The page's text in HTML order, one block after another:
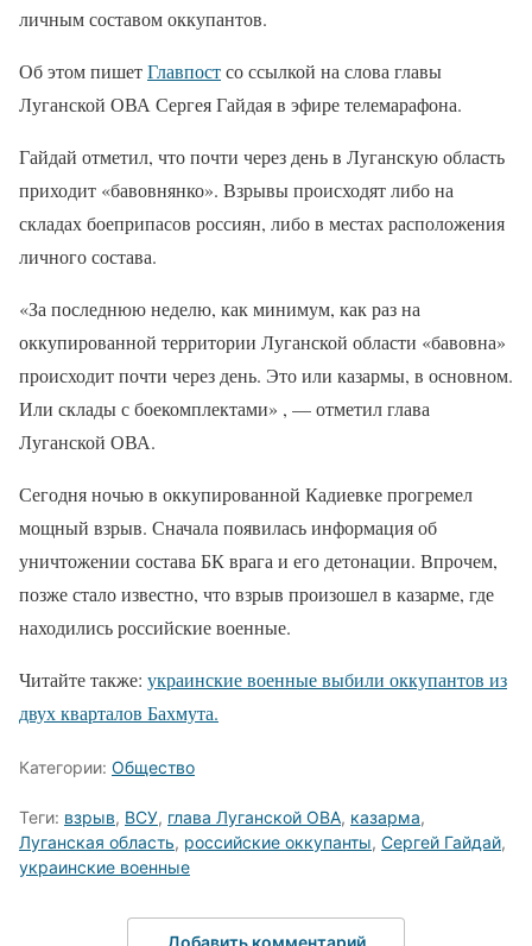
личным составом оккупантов.
Об этом пишетГлавпостсо ссылкой на слова главы
Луганской ОВА Сергея Гайдая в эфире телемарафона.
Гайдай отметил, что почти через день в Луганскую область
приходит «бавовнянко». Взрывы происходят либо на
складах боеприпасов россиян, либо в местах расположения
личного состава.
«За последнюю неделю, как минимум, как раз на
оккупированной территории Луганской области «бавовна»
происходит почти через день. Это или казармы, в основном.
Или склады с боекомплектами» , — отметил глава
Луганской ОВА.
Сегодня ночью в оккупированной Кадиевке прогремел
мощный взрыв. Сначала появилась информация об
уничтожении состава БК врага и его детонации. Впрочем,
позже стало известно, что взрыв произошел в казарме, где
находились российские военные.
Читайте также: украинские военные выбили оккупантов из
двух кварталов Бахмута.
Категории: Общество
Теги: взрыв, ВСУ, глава Луганской ОВА, казарма,
Луганская область, российские оккупанты, Сергей Гайдай,
украинские военные
Добавить комментарий